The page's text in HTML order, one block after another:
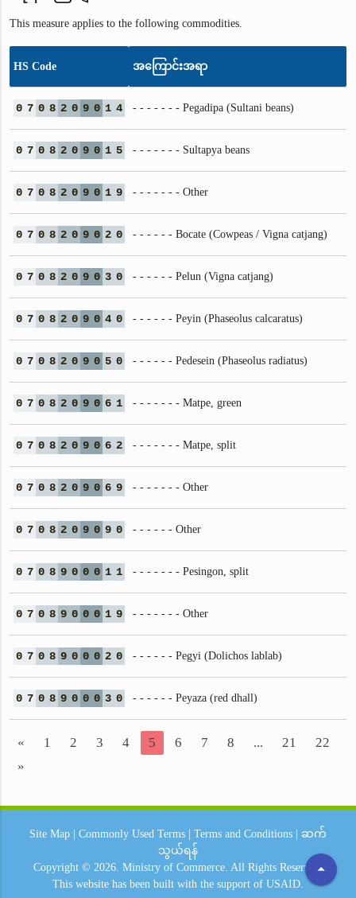
This measure applies to the following commodities.
HS Code အကြောင်းအရာ
0 7 0 8 2 0 9 0 1 4 - - - - - - - Pegadipa (Sultani beans)
0 7 0 8 2 0 9 0 1 5 - - - - - - - Sultapya beans
0 7 0 8 2 0 9 0 1 9 - - - - - - - Other
0 7 0 8 2 0 9 0 2 0 - - - - - - Bocate (Cowpeas / Vigna catjang)
0 7 0 8 2 0 9 0 3 0 - - - - - - Pelun (Vigna catjang)
0 7 0 8 2 0 9 0 4 0 - - - - - - Peyin (Phaseolus calcaratus)
0 7 0 8 2 0 9 0 5 0 - - - - - - Pedesein (Phaseolus radiatus)
0 7 0 8 2 0 9 0 6 1 - - - - - - - Matpe, green
0 7 0 8 2 0 9 0 6 2 - - - - - - - Matpe, split
0 7 0 8 2 0 9 0 6 9 - - - - - - - Other
0 7 0 8 2 0 9 0 9 0 - - - - - - Other
0 7 0 8 9 0 0 0 1 1 - - - - - - - Pesingon, split
0 7 0 8 9 0 0 0 1 9 - - - - - - - Other
0 7 0 8 9 0 0 0 2 0 - - - - - - Pegyi (Dolichos lablab)
0 7 0 8 9 0 0 0 3 0 - - - - - - Peyaza (red dhall)
« 1 2 3 4 5 6 7 8 ... 21
22
»
arrow_drop_up
Site Map Commonly Used Terms Terms and Conditions
ဆက်
သွယ်ရန်
Copyright © 2026. Ministry of Commerce. All Rights Reserved.
This website has been built with the support of USAID.